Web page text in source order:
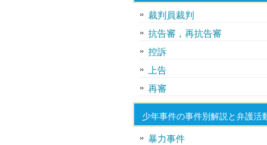
裁判員裁判
抗告審，再抗告審
控訴
上告
再審
少年事件の事件別解説と弁護活
暴力事件